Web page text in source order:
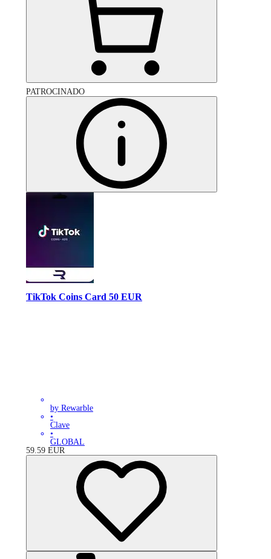
PATROCINADO
TikTok Coins Card 50 EUR
by Rewarble
•
Clave
•
GLOBAL
59.59 EUR